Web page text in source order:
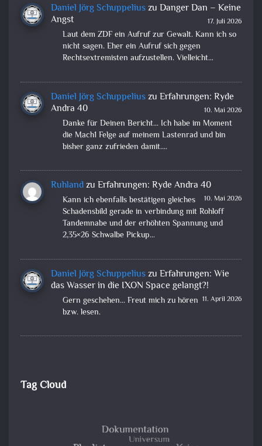
Daniel Jörg Schuppeliuszu Danger Dan – Keine
Angst
17. Juli 2026
Laut dem ZDF ein Aufruf zur Gewalt. Kann ich so
nicht sagen. Eher ein Aufruf sich gegen
Rechtsextremisten aufzustellen. Vielleicht…
Daniel Jörg Schuppeliuszu Erfahrungen: Ryde
Andra 40
10. Mai 2026
Danke für Deinen Bericht... Ich habe im Moment
die Mach1 Felge auf meinem Lastenrad und bin
bisher ganz zufrieden damit.…
Ruhlandzu Erfahrungen: Ryde Andra 40
10. Mai 2026
Kann ich ebenfalls bestätigen gleiches
Schadensbild gerade in verbindung mit Rohloff
Tandemnabe und der erhöhten Spannung und
2,35×26 Schwalbe Pickup…
Daniel Jörg Schuppeliuszu Erfahrungen: Wie
das Wasser in die IXON Space gelangt?!
11. April 2026
Gern geschehen... Freut mich zu hören
bzw. lesen.
Tag Cloud